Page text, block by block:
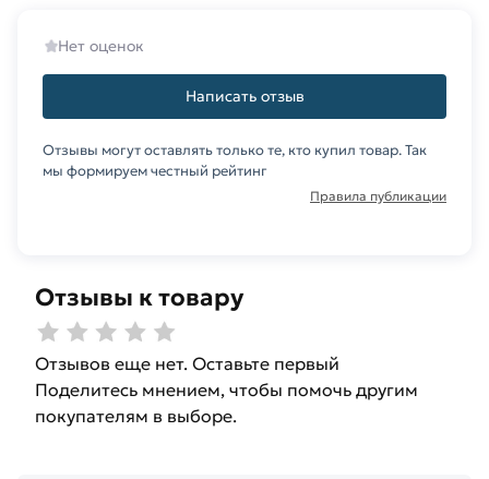
Отзывы к товару
Отзывов еще нет. Оставьте первый
Поделитесь мнением, чтобы помочь другим
покупателям в выборе.
Нет оценок
Написать отзыв
Отзывы могут оставлять только те, кто купил товар. Так
мы формируем честный рейтинг
Правила публикации